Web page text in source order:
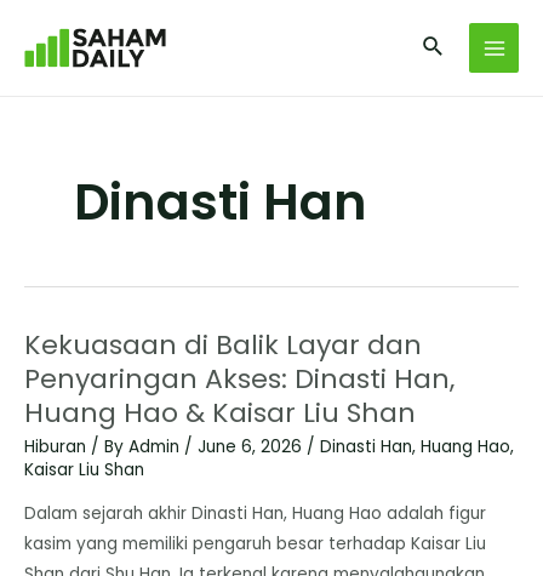
Dinasti Han
Kekuasaan di Balik Layar dan
Penyaringan Akses: Dinasti Han,
Huang Hao & Kaisar Liu Shan
Hiburan / By Admin / June 6, 2026 / Dinasti Han, Huang Hao,
Kaisar Liu Shan
Dalam sejarah akhir Dinasti Han, Huang Hao adalah figur
kasim yang memiliki pengaruh besar terhadap Kaisar Liu